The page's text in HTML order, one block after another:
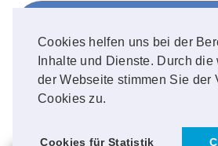
Cookies helfen uns bei der
Inhalte und Dienste. Durch
der Webseite stimmen Sie der
Cookies zu.
Cookies für Statistik
FOLLOW ME!
Instagram
OUR PHOTOS!